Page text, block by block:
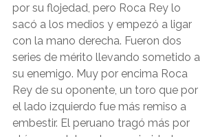
por su flojedad, pero Roca Rey lo
sacó a los medios y empezó a ligar
con la mano derecha. Fueron dos
series de mérito llevando sometido a
su enemigo. Muy por encima Roca
Rey de su oponente, un toro que por
el lado izquierdo fue más remiso a
embestir. El peruano tragó más por